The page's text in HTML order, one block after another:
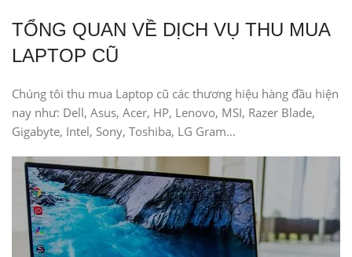
TỔNG QUAN VỀ DỊCH VỤ THU MUA
LAPTOP CŨ
Chúng tôi thu mua Laptop cũ các thương hiệu hàng đầu hiện
nay như: Dell, Asus, Acer, HP, Lenovo, MSI, Razer Blade,
Gigabyte, Intel, Sony, Toshiba, LG Gram…